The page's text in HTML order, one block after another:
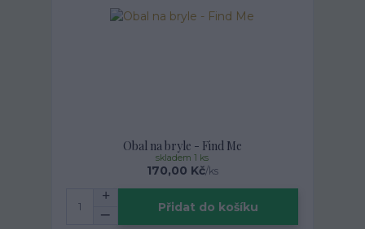
Obal na bryle - Find Me
170,00 Kč/ks
skladem 1 ks
Přidat do košíku